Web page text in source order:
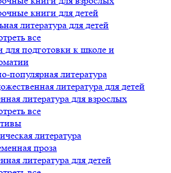
книги для детей
литература для детей
все
для подготовки к школе и
популярная литература
литература для детей
литература для взрослых
все
литература
проза
литература для детей